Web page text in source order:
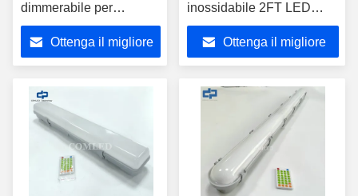
dimmerabile per
parcheggio,
apparecchio LED
compatto Betten,
approvato CE SAA, luce
lineare tri-proof con
sensore, dimmerabile,
battens LED a prova di
vapore
Ottenga il migliore
inossidabile 2FT LED
Batten Light IP20
lampadine lineari
industriali 110LM / W -
140LM / W 18W
montaggio superficiale
robusto LED Batten Light
Ottenga il migliore